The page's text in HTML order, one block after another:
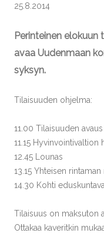
25.8.2014
Perinteinen elokuun
avaa Uudenmaan
syksyn.
Tilaisuuden ohjelma:
11.00 Tilaisuuden
11.15 Hyvinvointivaltion
12.45 Lounas
13.15 Yhteisen
14.30 Kohti
Tilaisuus on maksuton
Ottakaa kaveritkin